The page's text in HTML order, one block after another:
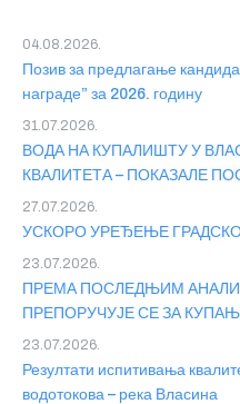
Позив за предлагање
награде” за 2026. годину
04.08.2026.
ВОДА НА КУПАЛИШТУ У
КВАЛИТЕТА – ПОКАЗАЛЕ
31.07.2026.
УСКОРО УРЕЂЕЊЕ
27.07.2026.
ПРЕМА ПОСЛЕДЊИМ
ПРЕПОРУЧУЈЕ СЕ ЗА
23.07.2026.
Резултати испитивања
водотокова – река Власина
23.07.2026.